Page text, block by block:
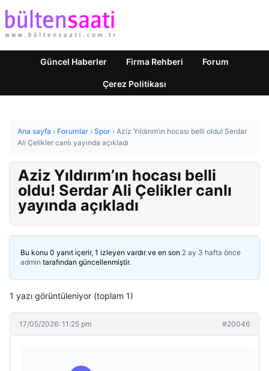
Güncel Haberler Firma Rehberi Forum
Çerez Politikası
Ana sayfa › Forumlar › Spor › Aziz Yıldırım’ın hocası belli oldu! Serdar
Ali Çelikler canlı yayında açıkladı
Aziz Yıldırım’ın hocası belli
oldu! Serdar Ali Çelikler canlı
yayında açıkladı
Bu konu 0 yanıt içerir, 1 izleyen vardır ve en son 2 ay 3 hafta önce
admin tarafından güncellenmiştir.
1 yazı görüntüleniyor (toplam 1)
17/05/2026: 11:25 pm #20046